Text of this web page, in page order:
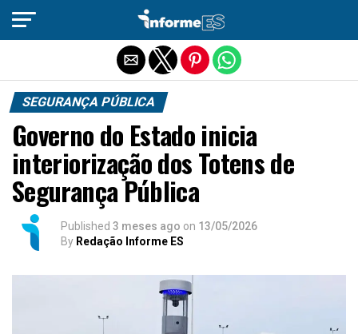
SEGURANÇA PÚBLICA
Governo do Estado inicia
interiorização dos Totens de
Segurança Pública
Published 3 meses ago on 13/05/2026
By Redação Informe ES
Sair da versão mobile